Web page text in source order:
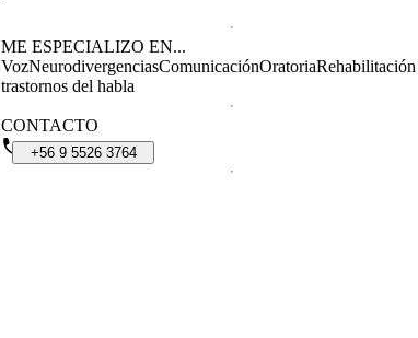
ME ESPECIALIZO EN...
VozNeurodivergenciasComunicaciónOratoriaRehabilitación
trastornos del habla
CONTACTO
+56 9 5526 3764